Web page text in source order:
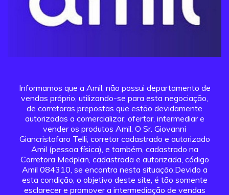
Informamos que a Amil, não possui departamento de
vendas próprio, utilizando-se para esta negociação,
de corretoras prepostas que estão devidamente
autorizadas a comercializar, ofertar, intermediar e
vender os produtos Amil. O Sr. Giovanni
Giancristofaro Telli, corretor cadastrado e autorizado
Amil (pessoa física), e também, cadastrado na
Corretora Medplan, cadastrada e autorizada, código
Amil 084310, se encontra nesta situação.Devido a
esta condição, o objetivo deste site, é tão somente
esclarecer e promover a intermediação de vendas